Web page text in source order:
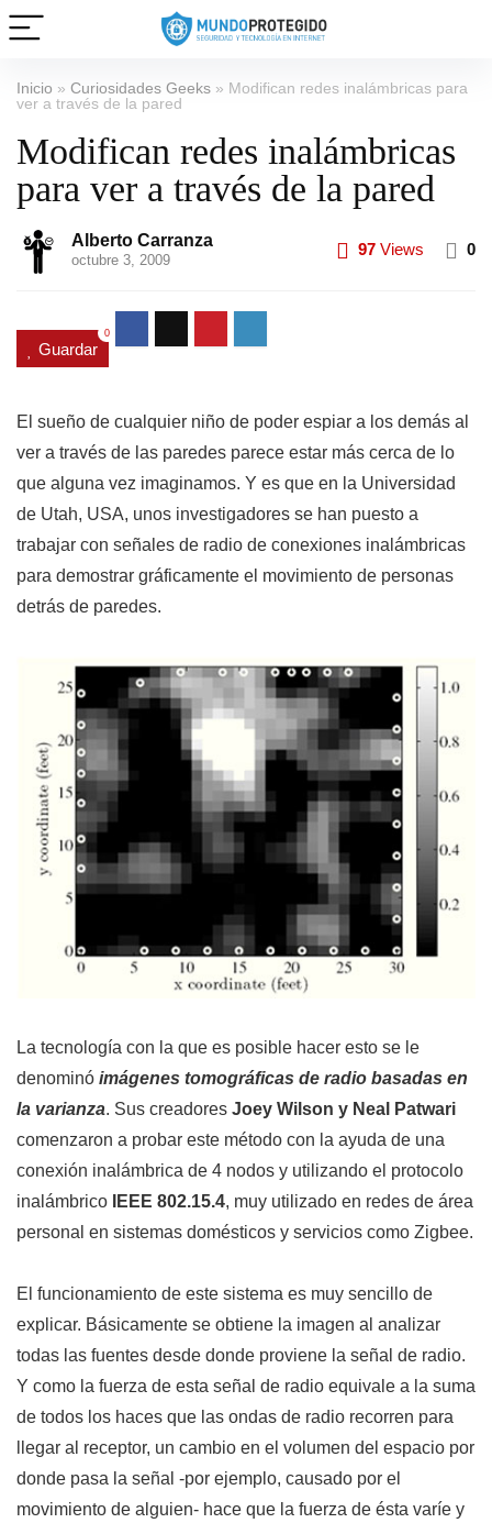
Inicio » Curiosidades Geeks » Modifican redes inalámbricas para
ver a través de la pared
Modifican redes inalámbricas
para ver a través de la pared
Alberto Carranza
octubre 3, 2009
97 Views 0
Guardar
0
El sueño de cualquier niño de poder espiar a los demás al
ver a través de las paredes parece estar más cerca de lo
que alguna vez imaginamos. Y es que en la Universidad
de Utah, USA, unos investigadores se han puesto a
trabajar con señales de radio de conexiones inalámbricas
para demostrar gráficamente el movimiento de personas
detrás de paredes.
La tecnología con la que es posible hacer esto se le
denominó imágenes tomográficas de radio basadas en
la varianza. Sus creadores Joey Wilson y Neal Patwari
comenzaron a probar este método con la ayuda de una
conexión inalámbrica de 4 nodos y utilizando el protocolo
inalámbrico IEEE 802.15.4, muy utilizado en redes de área
personal en sistemas domésticos y servicios como Zigbee.
El funcionamiento de este sistema es muy sencillo de
explicar. Básicamente se obtiene la imagen al analizar
todas las fuentes desde donde proviene la señal de radio.
Y como la fuerza de esta señal de radio equivale a la suma
de todos los haces que las ondas de radio recorren para
llegar al receptor, un cambio en el volumen del espacio por
donde pasa la señal -por ejemplo, causado por el
movimiento de alguien- hace que la fuerza de ésta varíe y